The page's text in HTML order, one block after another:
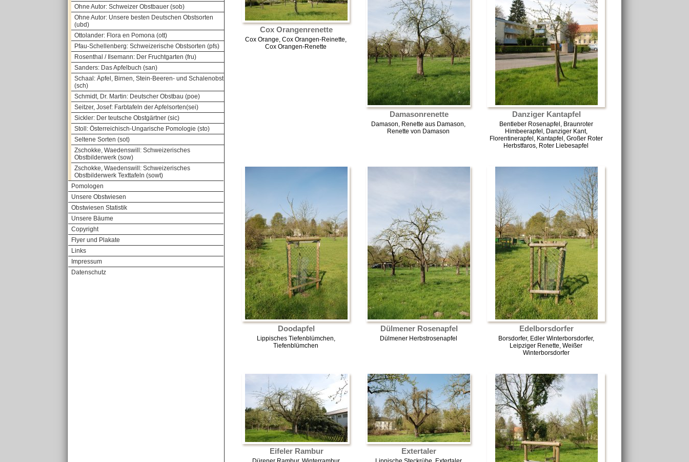
Ohne Autor: Schweizer Obstbauer (sob)
Ohne Autor: Unsere besten Deutschen Obstsorten
(ubd)
Ottolander: Flora en Pomona (ott)
Pfau-Schellenberg: Schweizerische Obstsorten (pfs)
Rosenthal / Ilsemann: Der Fruchtgarten (fru)
Sanders: Das Apfelbuch (san)
Schaal: Äpfel, Birnen, Stein-Beeren- und Schalenobst
(sch)
Schmidt, Dr. Martin: Deutscher Obstbau (poe)
Seitzer, Josef: Farbtafeln der Apfelsorten(sei)
Sickler: Der teutsche Obstgärtner (sic)
Stoll: Österreichisch-Ungarische Pomologie (sto)
Seltene Sorten (sot)
Zschokke, Waedenswill: Schweizerisches
Obstbilderwerk (sow)
Zschokke, Waedenswill: Schweizerisches
Obstbilderwerk Texttafeln (sowt)
Pomologen
Unsere Obstwiesen
Obstwiesen Statistik
Unsere Bäume
Copyright
Flyer und Plakate
Links
Impressum
Datenschutz
Cox Orangenrenette
Cox Orange, Cox Orangen-Reinette,
Cox Orangen-Renette
Damasonrenette
Damason, Renette aus Damason,
Renette von Damason
Danziger Kantapfel
Bentleber Rosenapfel, Braunroter
Himbeerapfel, Danziger Kant,
Florentinerapfel, Kantapfel, Großer Roter
Herbstfaros, Roter Liebesapfel
Doodapfel
Lippisches Tiefenblümchen,
Tiefenblümchen
Dülmener Rosenapfel
Dülmener Herbstrosenapfel
Edelborsdorfer
Borsdorfer, Edler Winterborsdorfer,
Leipziger Renette, Weißer
Winterborsdorfer
Eifeler Rambur Extertaler